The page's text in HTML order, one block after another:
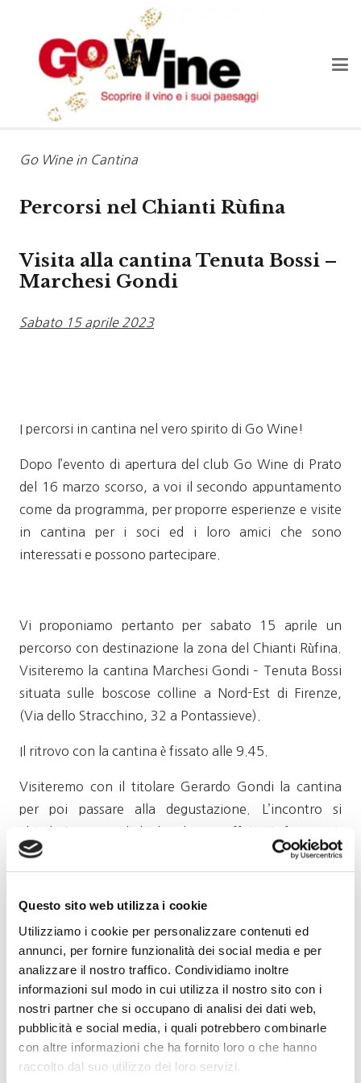
Questo sito web utilizza i cookie
Utilizziamo i cookie per personalizzare contenuti ed
annunci, per fornire funzionalità dei social media e per
analizzare il nostro traffico. Condividiamo inoltre
informazioni sul modo in cui utilizza il nostro sito con i
nostri partner che si occupano di analisi dei dati web,
pubblicità e social media, i quali potrebbero combinarle
con altre informazioni che ha fornito loro o che hanno
raccolto dal suo utilizzo dei loro servizi.
Go Wine in Cantina
Percorsi nel Chianti Rùfina
Visita alla cantina Tenuta Bossi –
Marchesi Gondi
Sabato 15 aprile 2023
I percorsi in cantina nel vero spirito di Go Wine!
Dopo l’evento di apertura del club Go Wine di Prato
del 16 marzo scorso, a voi il secondo appuntamento
come da programma, per proporre esperienze e visite
in cantina per i soci ed i loro amici che sono
interessati e possono partecipare.
Vi proponiamo pertanto per sabato 15 aprile un
percorso con destinazione la zona del Chianti Rùfina.
Visiteremo la cantina Marchesi Gondi – Tenuta Bossi
situata sulle boscose colline a Nord-Est di Firenze,
(Via dello Stracchino, 32 a Pontassieve).
Il ritrovo con la cantina è fissato alle 9.45.
Visiteremo con il titolare Gerardo Gondi la cantina
per poi passare alla degustazione. L’incontro si
chiuderà con un light-lunch con affettati, formaggi,
schiacciate, pani e un primo, e per finire i Cantucci di
Nobile famiglia fiorentina legata ai Medici, i Gondi
acquistarono la Tenuta Bossi alla fine del 1500. I figli
del Marchese Bonaccorso, Donatella e Bernardo,
conducono oggi la proprietà con Gerardo e Lapo
Gondi che rappresentano l’ultima generazione. Si
estende su una superficie di oltre 300 ettari,